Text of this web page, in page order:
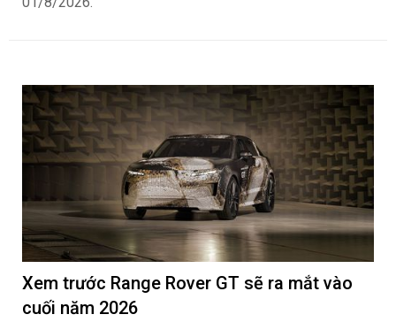
hành chính hãng lên tới 10 năm dành cho
Với mong muốn nâng cao trải nghiệm khách hàng, khẳng
định chất lượng sản phẩm và cam kết đồng hành cùng
khách hàng trong suốt quá trình sử dụng xe, Honda Việt
Nam (HVN) phối hợp cùng hệ thống Nhà Phân phối Honda
Ôtô trên toàn quốc chính thức triển khai chương trình gia
hạn bảo hành lên đến 10 năm dành cho khách hàng mua
mới và khách hàng đang sử dụng ô tô Honda từ ngày
01/8/2026.